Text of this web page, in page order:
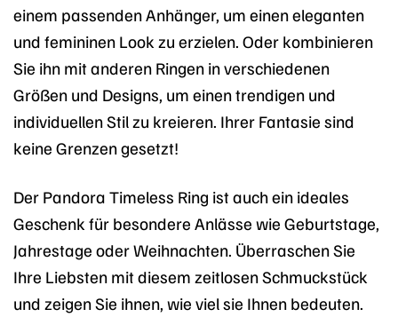
einem passenden Anhänger, um einen eleganten
und femininen Look zu erzielen. Oder kombinieren
Sie ihn mit anderen Ringen in verschiedenen
Größen und Designs, um einen trendigen und
individuellen Stil zu kreieren. Ihrer Fantasie sind
keine Grenzen gesetzt!
Der Pandora Timeless Ring ist auch ein ideales
Geschenk für besondere Anlässe wie Geburtstage,
Jahrestage oder Weihnachten. Überraschen Sie
Ihre Liebsten mit diesem zeitlosen Schmuckstück
und zeigen Sie ihnen, wie viel sie Ihnen bedeuten.